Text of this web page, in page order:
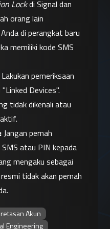
Lock di Signal dan
orang lain
di perangkat baru
memiliki kode SMS
Lakukan pemeriksaan
Devices".
tidak dikenali atau
Jangan pernah
atau PIN kepada
mengaku sebagai
tidak akan pernah
Akun
Engineering